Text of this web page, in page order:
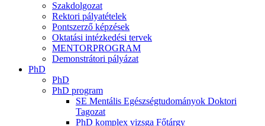
Szakdolgozat
Rektori pályatételek
Pontszerző képzések
Oktatási intézkedési tervek
MENTORPROGRAM
Demonstrátori pályázat
PhD
PhD
PhD program
SE Mentális Egészségtudományok Doktori
Tagozat
PhD komplex vizsga Főtárgy